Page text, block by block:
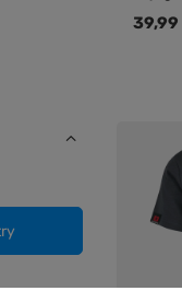
39,99